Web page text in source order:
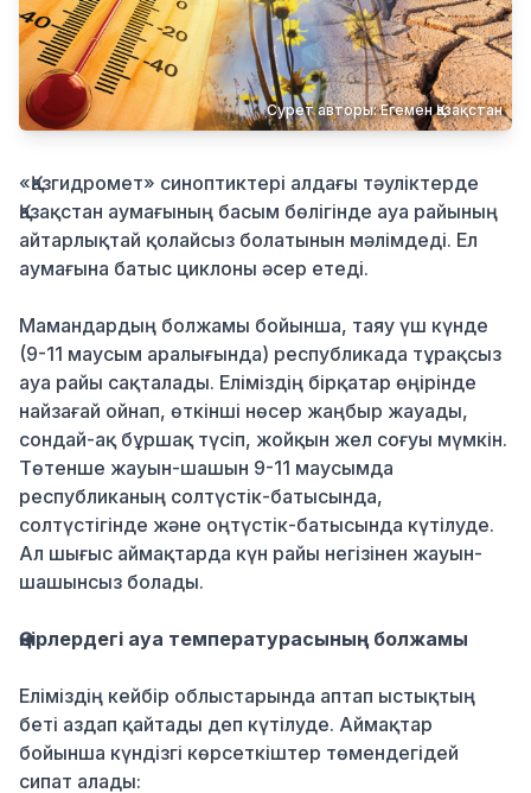
Сурет авторы: Егемен Қазақстан
«Қазгидромет» синоптиктері алдағы тәуліктерде
Қазақстан аумағының басым бөлігінде ауа райының
айтарлықтай қолайсыз болатынын мәлімдеді. Ел
аумағына батыс циклоны әсер етеді.
Мамандардың болжамы бойынша, таяу үш күнде
(9-11 маусым аралығында) республикада тұрақсыз
ауа райы сақталады. Еліміздің бірқатар өңірінде
найзағай ойнап, өткінші нөсер жаңбыр жауады,
сондай-ақ бұршақ түсіп, жойқын жел соғуы мүмкін.
Төтенше жауын-шашын 9-11 маусымда
республиканың солтүстік-батысында,
солтүстігінде және оңтүстік-батысында күтілуде.
Ал шығыс аймақтарда күн райы негізінен жауын-
шашынсыз болады.
Өңірлердегі ауа температурасының болжамы
Еліміздің кейбір облыстарында аптап ыстықтың
беті аздап қайтады деп күтілуде. Аймақтар
бойынша күндізгі көрсеткіштер төмендегідей
сипат алады: